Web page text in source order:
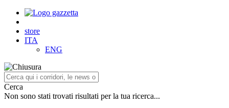
store
ITA
ENG
Cerca
Non sono stati trovati risultati per la tua ricerca...